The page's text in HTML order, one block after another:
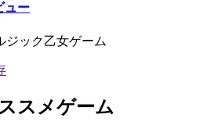
ュー
ジック乙女ゲーム
スメゲーム